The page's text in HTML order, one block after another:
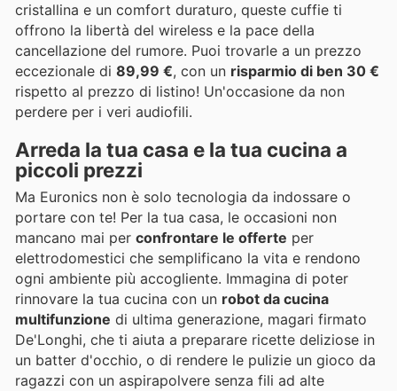
cristallina e un comfort duraturo, queste cuffie ti
offrono la libertà del wireless e la pace della
cancellazione del rumore. Puoi trovarle a un prezzo
eccezionale di 89,99 €, con un risparmio di ben 30 €
rispetto al prezzo di listino! Un'occasione da non
perdere per i veri audiofili.
Arreda la tua casa e la tua cucina a
piccoli prezzi
Ma Euronics non è solo tecnologia da indossare o
portare con te! Per la tua casa, le occasioni non
mancano mai per confrontare le offerte per
elettrodomestici che semplificano la vita e rendono
ogni ambiente più accogliente. Immagina di poter
rinnovare la tua cucina con un robot da cucina
multifunzione di ultima generazione, magari firmato
De'Longhi, che ti aiuta a preparare ricette deliziose in
un batter d'occhio, o di rendere le pulizie un gioco da
ragazzi con un aspirapolvere senza fili ad alte